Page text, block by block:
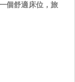
個舒適床位，旅